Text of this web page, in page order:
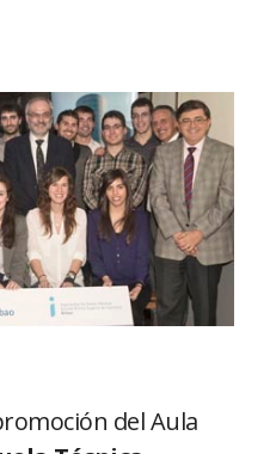
del Aula